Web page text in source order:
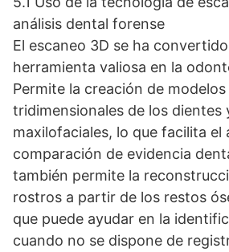
análisis dental forense
El escaneo 3D se ha
herramienta valiosa en la
Permite la creación de
tridimensionales de los dientes
maxilofaciales, lo que facilita el
comparación de evidencia
también permite la
rostros a partir de los restos
que puede ayudar en la
cuando no se dispone de